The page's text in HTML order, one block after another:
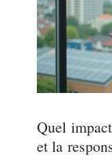
Quel
et la